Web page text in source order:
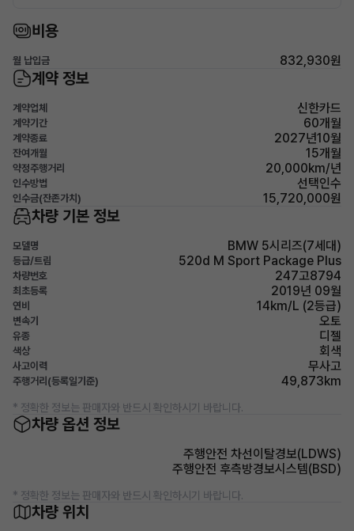
비용
월 납입금 832,930원
계약 정보
계약업체 신한카드
계약기간 60개월
계약종료 2027년10월
잔여개월 15개월
약정주행거리 20,000km/년
인수방법 선택인수
인수금(잔존가치) 15,720,000원
차량 기본 정보
모델명 BMW 5시리즈(7세대)
등급/트림 520d M Sport Package Plus
차량번호 247고8794
최초등록 2019년 09월
연비 14km/L (2등급)
변속기 오토
유종 디젤
색상 회색
사고이력 무사고
주행거리(등록일기준) 49,873km
* 정확한 정보는 판매자와 반드시 확인하시기 바랍니다.
차량 옵션 정보
주행안전 차선이탈경보(LDWS)
주행안전 후측방경보시스템(BSD)
* 정확한 정보는 판매자와 반드시 확인하시기 바랍니다.
차량 위치